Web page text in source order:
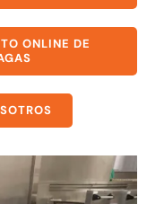
ONLINE DE